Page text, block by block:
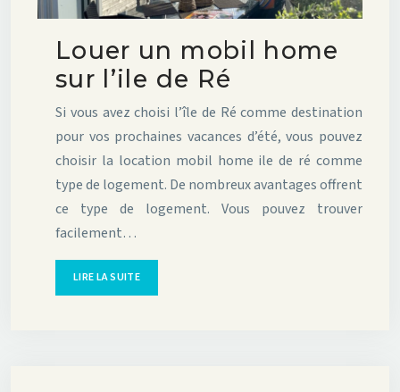
Louer un mobil home
sur l’ile de Ré
Si vous avez choisi l’île de Ré comme destination
pour vos prochaines vacances d’été, vous pouvez
choisir la location mobil home ile de ré comme
type de logement. De nombreux avantages offrent
ce type de logement. Vous pouvez trouver
facilement…
LIRE LA SUITE